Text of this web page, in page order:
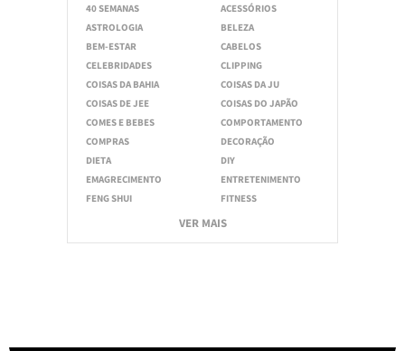
40 SEMANAS
ACESSÓRIOS
ASTROLOGIA
BELEZA
BEM-ESTAR
CABELOS
CELEBRIDADES
CLIPPING
COISAS DA BAHIA
COISAS DA JU
COISAS DE JEE
COISAS DO JAPÃO
COMES E BEBES
COMPORTAMENTO
COMPRAS
DECORAÇÃO
DIETA
DIY
EMAGRECIMENTO
ENTRETENIMENTO
FENG SHUI
FITNESS
VER MAIS